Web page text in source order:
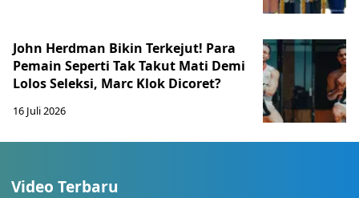
John Herdman Bikin Terkejut! Para
Pemain Seperti Tak Takut Mati Demi
Lolos Seleksi, Marc Klok Dicoret?
16 Juli 2026
Video Terbaru